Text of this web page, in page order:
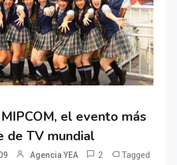
el evento más
de TV mundial
Agencia YEA 2 Tagged